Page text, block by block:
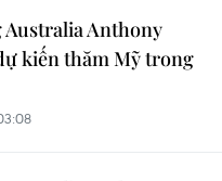
Anthony
kiến thăm Mỹ trong